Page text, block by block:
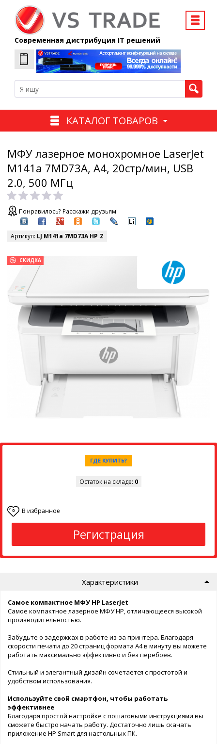
Современная дистрибуция IT решений
КАТАЛОГ ТОВАРОВ
МФУ лазерное монохромное LaserJet
M141a 7MD73A, A4, 20стр/мин, USB
2.0, 500 MГц
Понравилось? Расскажи друзьям!
Артикул: LJ M141a 7MD73A HP_Z
СКИДКА
ГДЕ КУПИТЬ?
Остаток на складе: 0
0 В избранное
Регистрация
Характеристики
Самое компактное МФУ HP LaserJet
Самое компактное лазерное МФУ HP, отличающееся высокой
производительностью.
Забудьте о задержках в работе из-за принтера. Благодаря
скорости печати до 20 страниц формата A4 в минуту вы можете
работать максимально эффективно и без перебоев.
Стильный и элегантный дизайн сочетается с простотой и
удобством использования.
Используйте свой смартфон, чтобы работать
эффективнее
Благодаря простой настройке с пошаговыми инструкциями вы
сможете быстро начать работу. Достаточно лишь скачать
приложение HP Smart для настольных ПК.